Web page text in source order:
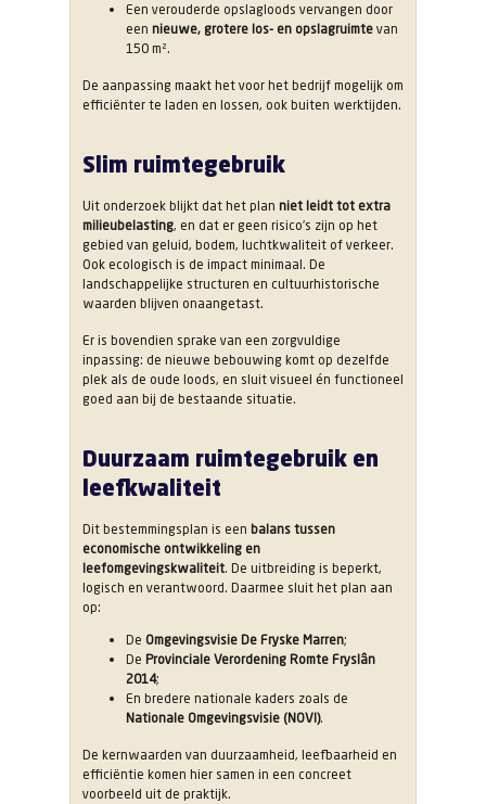
Een verouderde opslagloods vervangen door
een nieuwe, grotere los- en opslagruimte van
150 m².
De aanpassing maakt het voor het bedrijf mogelijk om
efficiënter te laden en lossen, ook buiten werktijden.
Slim ruimtegebruik
Uit onderzoek blijkt dat het plan niet leidt tot extra
milieubelasting, en dat er geen risico’s zijn op het
gebied van geluid, bodem, luchtkwaliteit of verkeer.
Ook ecologisch is de impact minimaal. De
landschappelijke structuren en cultuurhistorische
waarden blijven onaangetast.
Er is bovendien sprake van een zorgvuldige
inpassing: de nieuwe bebouwing komt op dezelfde
plek als de oude loods, en sluit visueel én functioneel
goed aan bij de bestaande situatie.
Duurzaam ruimtegebruik en
leefkwaliteit
Dit bestemmingsplan is een balans tussen
economische ontwikkeling en
leefomgevingskwaliteit. De uitbreiding is beperkt,
logisch en verantwoord. Daarmee sluit het plan aan
op:
De Omgevingsvisie De Fryske Marren;
De Provinciale Verordening Romte Fryslân
2014;
En bredere nationale kaders zoals de
Nationale Omgevingsvisie (NOVI).
De kernwaarden van duurzaamheid, leefbaarheid en
efficiëntie komen hier samen in een concreet
voorbeeld uit de praktijk.